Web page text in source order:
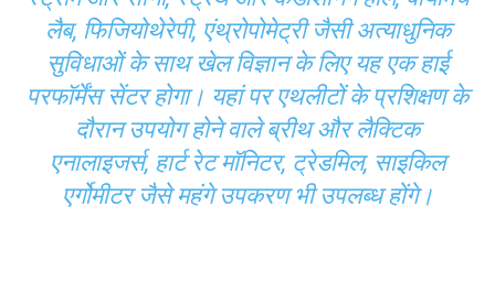
लैब, फिजियोथेरेपी, एंथ्रोपोमेट्री जैसी अत्याधुनिक
सुविधाओं के साथ खेल विज्ञान के लिए यह एक हाई
परफॉर्मेंस सेंटर होगा। यहां पर एथलीटों के प्रशिक्षण के
दौरान उपयोग होने वाले ब्रीथ और लैक्टिक
एनालाइजर्स, हार्ट रेट मॉनिटर, ट्रेडमिल, साइकिल
एर्गोमीटर जैसे महंगे उपकरण भी उपलब्ध होंगे।